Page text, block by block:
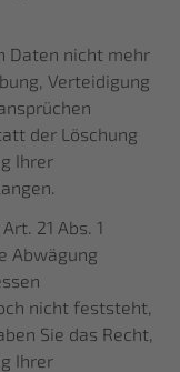
Daten nicht mehr
Verteidigung
der Löschung
Ihrer
21 Abs. 1
Abwägung
nicht feststeht,
Sie das Recht,
Ihrer